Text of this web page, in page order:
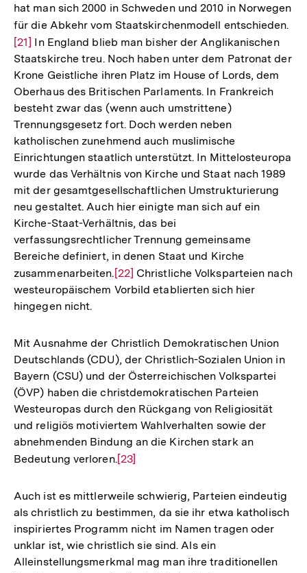
hat man sich 2000 in Schweden und 2010 in Norwegen
für die Abkehr vom Staatskirchenmodell entschieden.
der
[21] In England blieb man bisher der Anglikanischen
Staatskirche treu. Noch haben unter dem Patronat der
Krone Geistliche ihren Platz im House of Lords, dem
Oberhaus des Britischen Parlaments. In Frankreich
besteht zwar das (wenn auch umstrittene)
Trennungsgesetz fort. Doch werden neben
katholischen zunehmend auch muslimische
Einrichtungen staatlich unterstützt. In Mittelosteuropa
wurde das Verhältnis von Kirche und Staat nach 1989
mit der gesamtgesellschaftlichen Umstrukturierung
neu gestaltet. Auch hier einigte man sich auf ein
Kirche-Staat-Verhältnis, das bei
verfassungsrechtlicher Trennung gemeinsame
Bereiche definiert, in denen Staat und Kirche
zusammenarbeiten. Zur
Auflösung
[22] Christliche Volksparteien nach
westeuropäischem Vorbild etablierten sich hier
hingegen nicht.
Mit Ausnahme der Christlich Demokratischen Union
Deutschlands (CDU), der Christlich-Sozialen Union in
Bayern (CSU) und der Österreichischen Volkspartei
(ÖVP) haben die christdemokratischen Parteien
Westeuropas durch den Rückgang von Religiosität
und religiös motiviertem Wahlverhalten sowie der
abnehmenden Bindung an die Kirchen stark an
Bedeutung verloren.Zur
der
Fußnote
[23]
Auch ist es mittlerweile schwierig, Parteien eindeutig
als christlich zu bestimmen, da sie ihr etwa katholisch
inspiriertes Programm nicht im Namen tragen oder
unklar ist, wie christlich sie sind. Als ein
Alleinstellungsmerkmal mag man ihre traditionellen